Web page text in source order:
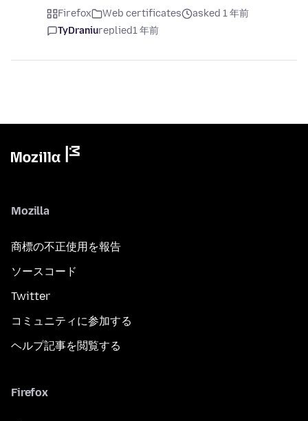
Firefox Web certificates
asked 1 年前
TyDraniureplied1 年前
Mozilla
商標の不正使用を報告
ソースコード
Twitter
コミュニティに参加する
ヘルプ記事を閲覧する
Firefox